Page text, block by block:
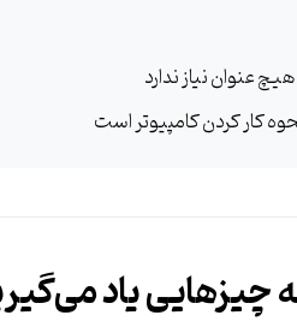
عنوان نیاز ندارد
کار کردن کامپیوتر است
چیزهایی یاد